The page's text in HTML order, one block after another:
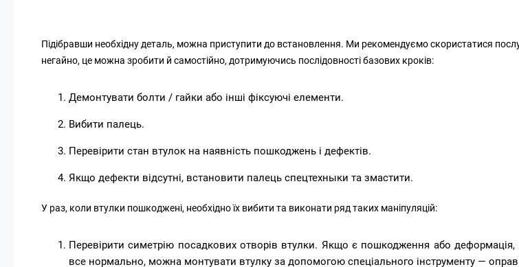
Підібравши необхідну деталь, можна приступити до встановлення. Ми рекомендуємо скористатися
негайно, це можна зробити й самостійно, дотримуючись послідовності базових кроків:
Демонтувати болти / гайки або інші фіксуючі елементи.
Вибити палець.
Перевірити стан втулок на наявність пошкоджень і дефектів.
Якщо дефекти відсутні, встановити палець спецтехныки та змастити.
У раз, коли втулки пошкоджені, необхідно їх вибити та виконати ряд таких маніпуляцій:
Перевірити симетрію посадкових отворів втулки. Якщо є пошкодження або
все нормально, можна монтувати втулку за допомогою спеціального інструменту —